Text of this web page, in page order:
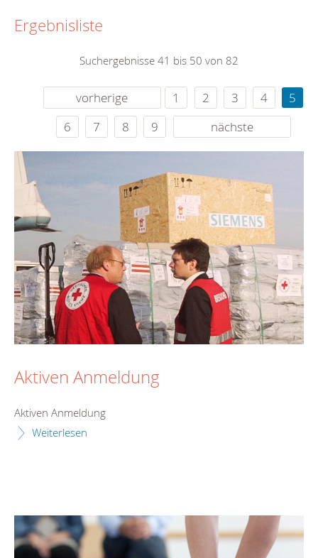
Ergebnisliste
Suchergebnisse 41 bis 50 von 82
vorherige 1 2 3 4
5
6
7 8 9 nächste
Aktiven Anmeldung
Aktiven Anmeldung
Weiterlesen